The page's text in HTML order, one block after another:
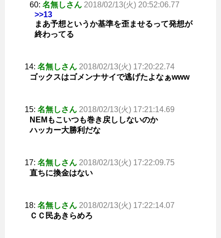
60: 名無しさん 2018/02/13(火) 20:52:06.77
>>13
まあ予想というか基準を歪ませるって発想が
終わってる
14: 名無しさん 2018/02/13(火) 17:20:22.74
ゴックスはゴメンナサイで逃げたよなぁwww
15: 名無しさん 2018/02/13(火) 17:21:14.69
NEMもこいつも巻き戻ししないのか
ハッカー大勝利だな
17: 名無しさん 2018/02/13(火) 17:22:09.75
直ちに換金はない
18: 名無しさん 2018/02/13(火) 17:22:14.07
ＣＣ民あきらめろ